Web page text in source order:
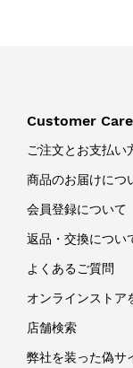
Customer Care
ご注文とお支払い
商品のお届けにつ
会員登録について
返品・交換につい
よくあるご質問
オンラインストア
店舗検索
弊社を装った偽サ